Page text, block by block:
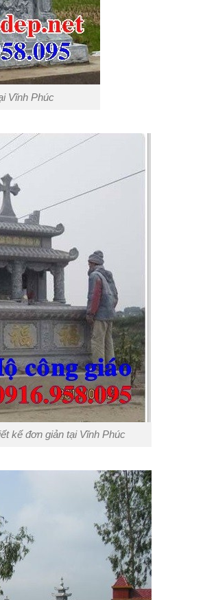
Vĩnh Phúc
kế đơn giản tại Vĩnh Phúc